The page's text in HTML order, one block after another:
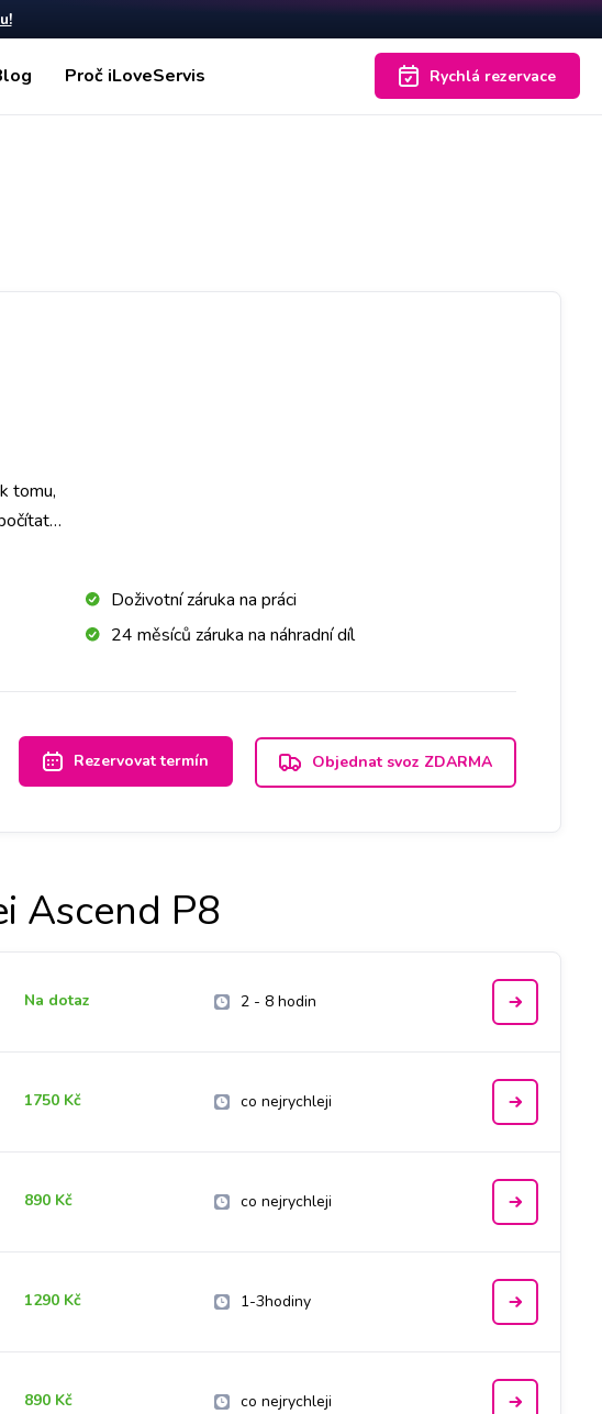
Proč iLoveServis Rychlá rezervace
tomu,
Doživotní záruka na práci
24 měsíců záruka na náhradní díl
Rezervovat termín Objednat svoz ZDARMA
Ascend P8
Na dotaz 2 - 8 hodin
1750 Kč co nejrychleji
890 Kč co nejrychleji
1290 Kč 1-3hodiny
890 Kč co nejrychleji